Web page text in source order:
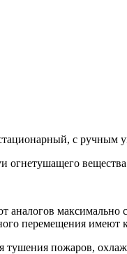
с ручным
огнетушащего
аналогов
перемещения имеют
пожаров,